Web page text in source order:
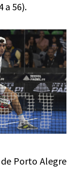
a 56).
Porto Alegre